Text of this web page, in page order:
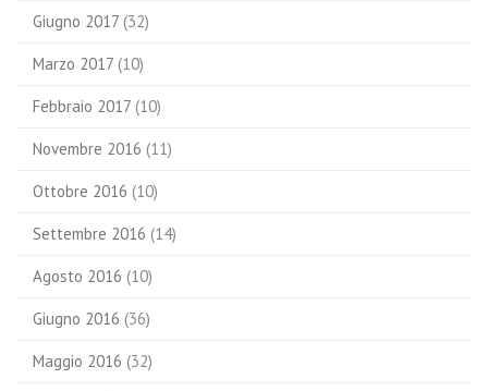
Giugno 2017 (32)
Marzo 2017 (10)
Febbraio 2017 (10)
Novembre 2016 (11)
Ottobre 2016 (10)
Settembre 2016 (14)
Agosto 2016 (10)
Giugno 2016 (36)
Maggio 2016 (32)